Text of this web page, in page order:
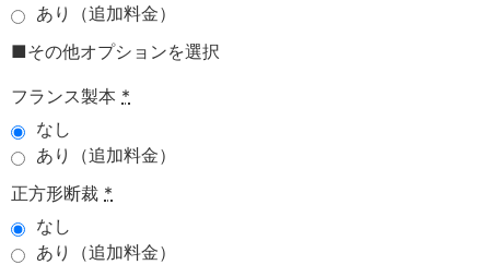
あり（追加料金）
■その他オプションを選択
フランス製本 *
なし
あり（追加料金）
正方形断裁 *
なし
あり（追加料金）